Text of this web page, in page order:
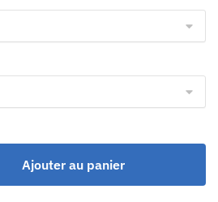
Ajouter au panier